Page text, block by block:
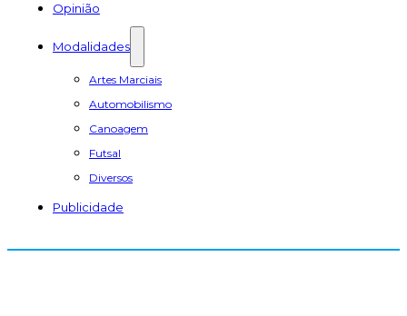
Opinião
Modalidades
Artes Marciais
Automobilismo
Canoagem
Futsal
Diversos
Publicidade